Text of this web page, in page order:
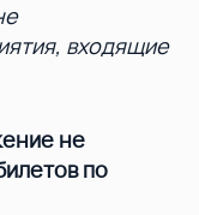
входящие
не
по